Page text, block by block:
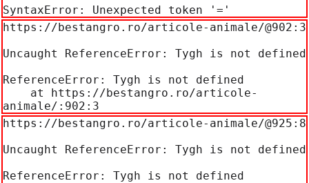
SyntaxError: Unexpected token '='
https://bestangro.ro/articole-animale/@902:3
Uncaught ReferenceError: Tygh is not defined
ReferenceError: Tygh is not defined
animale/:902:3
https://bestangro.ro/articole-animale/@925:8
Uncaught ReferenceError: Tygh is not defined
ReferenceError: Tygh is not defined